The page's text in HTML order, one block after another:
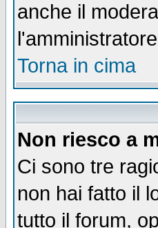
anche il
Torna in cima
Non riesco a
Ci sono tre
non hai fatto il
tutto il forum,